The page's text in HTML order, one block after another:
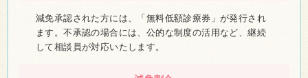
減免承認された方には、「無料低額診療券」が発行され
ます。不承認の場合には、公的な制度の活用など、継続
して相談員が対応いたします。